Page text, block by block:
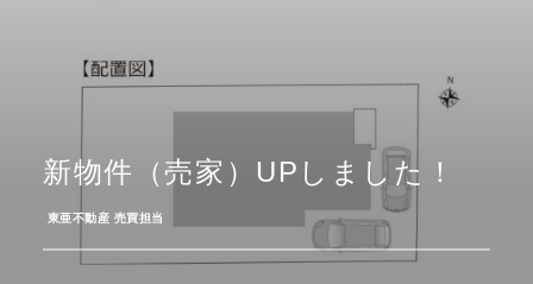
新物件（売家）UPしました！
東亜不動産 売買担当